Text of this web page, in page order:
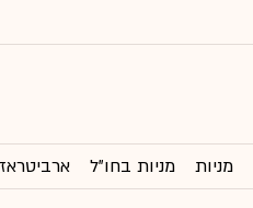
מניות מניות בחו"ל